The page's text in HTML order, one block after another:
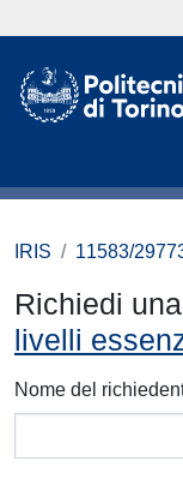
IRIS 11583/
Richiedi
livelli
Nome del